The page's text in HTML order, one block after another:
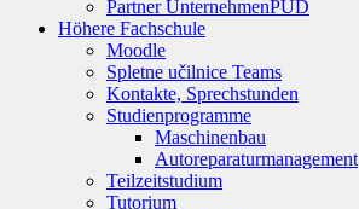
Partner UnternehmenPUD
Höhere Fachschule
Moodle
Spletne učilnice Teams
Kontakte, Sprechstunden
Studienprogramme
Maschinenbau
Autoreparaturmanagement
Teilzeitstudium
Tutorium